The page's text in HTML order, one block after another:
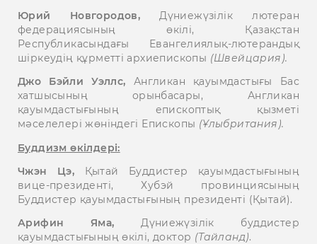
Юрий Новгородов, Дүниежүзілік лютеран
федерациясының өкілі, Қазақстан
Республикасындағы Евангелиялық-лютерандық
шіркеудің құрметті архиепископы (Швейцария).
Джо Бэйли Уэллс, Англикан қауымдастығы Бас
хатшысының орынбасары, Англикан
қауымдастығының епископтық қызметі
мәселелері жөніндегі Епископы (Ұлыбритания).
Буддизм өкілдері:
Чжэн Цэ, Қытай Буддистер қауымдастығының
вице-президенті, Хубэй провинциясының
Буддистер қауымдастығының президенті (Қытай).
Арифин Яма,Дүниежүзілік буддистер
қауымдастығының өкілі, доктор (Тайланд).